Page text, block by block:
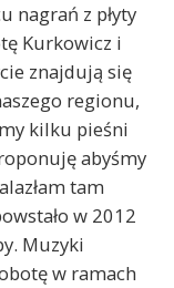
nagrań z płyty
Kurkowicz i
znajdują się
regionu,
kilku pieśni
abyśmy
tam
w 2012
Muzyki
w ramach